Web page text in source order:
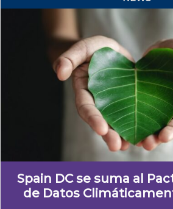
Spain DC se suma al
de Datos